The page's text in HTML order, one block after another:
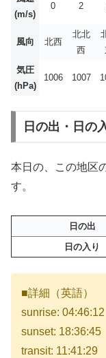
(m/s)
0 2
風向 北西
北北
西
気圧
(hPa)
1006 1007
日の出・日の
本日の、この地区
す。
日の出
日の入り
■詳細（英語）
sunrise: 04:46:12
sunset: 18:36:45
transit: 11:41:29